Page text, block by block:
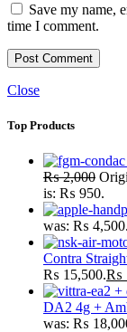
Save my name,
time I comment.
Close
Top Products
₨2,000
is: ₨ 950.
was: ₨ 4,500.
Contra
₨ 15,500.₨
DA2 4g +
was: ₨